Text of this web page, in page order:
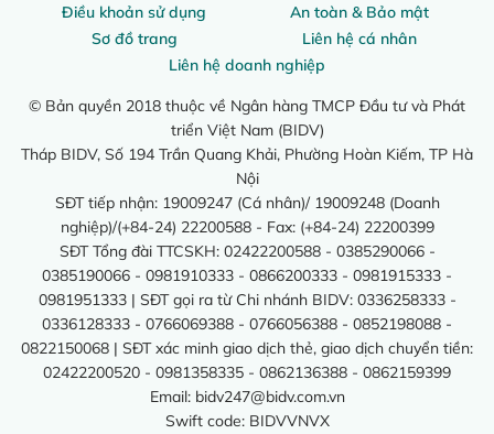
Điều khoản sử dụng
An toàn & Bảo mật
Sơ đồ trang
Liên hệ cá nhân
Liên hệ doanh nghiệp
© Bản quyền 2018 thuộc về Ngân hàng TMCP Đầu tư và Phát
triển Việt Nam (BIDV)
Tháp BIDV, Số 194 Trần Quang Khải, Phường Hoàn Kiếm, TP Hà
Nội
SĐT tiếp nhận: 19009247 (Cá nhân)/ 19009248 (Doanh
nghiệp)/(+84-24) 22200588 - Fax: (+84-24) 22200399
SĐT Tổng đài TTCSKH: 02422200588 - 0385290066 -
0385190066 - 0981910333 - 0866200333 - 0981915333 -
0981951333 | SĐT gọi ra từ Chi nhánh BIDV: 0336258333 -
0336128333 - 0766069388 - 0766056388 - 0852198088 -
0822150068 | SĐT xác minh giao dịch thẻ, giao dịch chuyển tiền:
02422200520 - 0981358335 - 0862136388 - 0862159399
Email: bidv247@bidv.com.vn
Swift code: BIDVVNVX